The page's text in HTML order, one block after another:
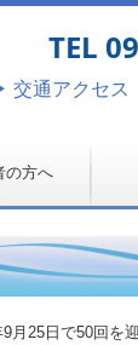
TEL
交通アクセス
の方へ
25日で50回を迎